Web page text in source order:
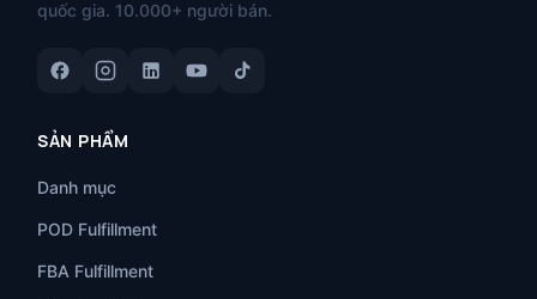
quốc gia. 10.000+ người bán.
SẢN PHẨM
Danh mục
POD Fulfillment
FBA Fulfillment